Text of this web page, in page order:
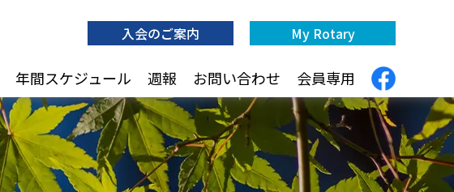
入会のご案内 My Rotary
年間スケジュール 週報 お問い合わせ 会員専用